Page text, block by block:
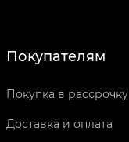
Покупателям
Покупка в рассрочку
Доставка и оплата